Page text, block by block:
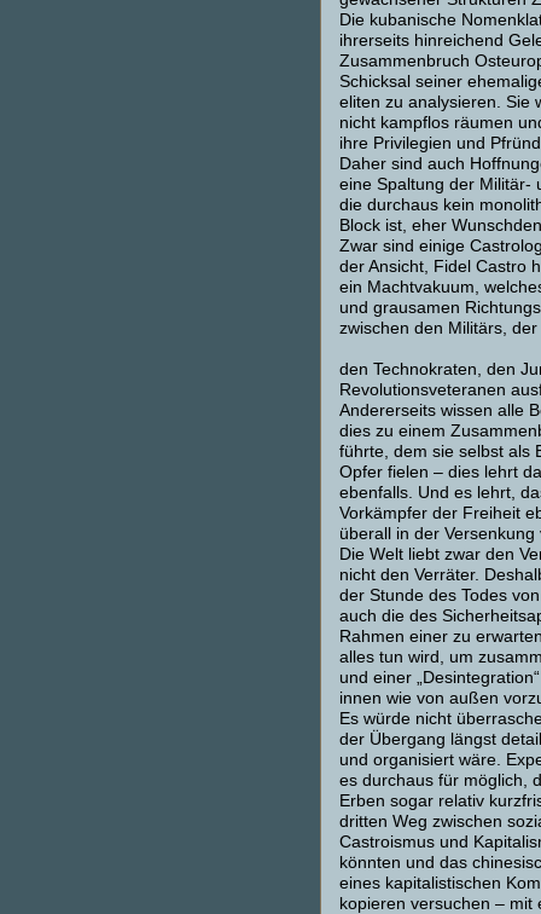
Die kubanische
ihrerseits hinreichend
Zusammenbruch
Schicksal seiner
eliten zu analysieren. Sie
nicht kampflos räumen
ihre Privilegien und
Daher sind auch
eine Spaltung der Militär-
die durchaus kein
Block ist, eher
Zwar sind einige
der Ansicht, Fidel Castro
ein Machtvakuum,
und grausamen
zwischen den Militärs,
den Technokraten, den
Revolutionsveteranen
Andererseits wissen alle
dies zu einem
führte, dem sie selbst als
Opfer fielen – dies lehrt
ebenfalls. Und es lehrt,
Vorkämpfer der Freiheit
überall in der
Die Welt liebt zwar den
nicht den Verräter.
der Stunde des Todes
auch die des
Rahmen einer zu
alles tun wird, um
und einer
innen wie von außen
Es würde nicht
der Übergang längst
und organisiert wäre.
es durchaus für möglich,
Erben sogar relativ
dritten Weg zwischen
Castroismus und
könnten und das
eines kapitalistischen
kopieren versuchen – mit